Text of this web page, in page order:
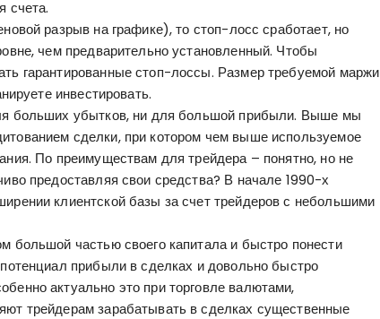
счета.
разрыв на графике), то стоп-лосс сработает, но
чем предварительно установленный. Чтобы
гарантированные стоп-лоссы. Размер требуемой маржи
инвестировать.
больших убытков, ни для большой прибыли. Выше мы
сделки, при котором чем выше используемое
По преимуществам для трейдера – понятно, но не
предоставляя свои средства? В начале 1990-х
клиентской базы за счет трейдеров с небольшими
большой частью своего капитала и быстро понести
прибыли в сделках и довольно быстро
актуально это при торговле валютами,
трейдерам зарабатывать в сделках существенные